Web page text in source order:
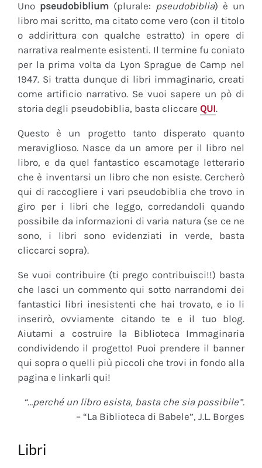
Uno pseudobiblium (plurale: pseudobiblia) è un
libro mai scritto, ma citato come vero (con il titolo
o addirittura con qualche estratto) in opere di
narrativa realmente esistenti. Il termine fu coniato
per la prima volta da Lyon Sprague de Camp nel
1947. Si tratta dunque di libri immaginario, creati
come artificio narrativo. Se vuoi sapere un pò di
storia degli pseudobiblia, basta cliccare QUI.
Questo è un progetto tanto disperato quanto
meraviglioso. Nasce da un amore per il libro nel
libro, e da quel fantastico escamotage letterario
che è inventarsi un libro che non esiste. Cercherò
qui di raccogliere i vari pseudobiblia che trovo in
giro per i libri che leggo, corredandoli quando
possibile da informazioni di varia natura (se ce ne
sono, i libri sono evidenziati in verde, basta
cliccarci sopra).
Se vuoi contribuire (ti prego contribuisci!!) basta
che lasci un commento qui sotto narrandomi dei
fantastici libri inesistenti che hai trovato, e io li
inserirò, ovviamente citando te e il tuo blog.
Aiutami a costruire la Biblioteca Immaginaria
condividendo il progetto! Puoi prendere il banner
qui sopra o quelli più piccoli che trovi in fondo alla
pagina e linkarli qui!
“…perché un libro esista, basta che sia possibile”.
– “La Biblioteca di Babele”, J.L. Borges
Libri